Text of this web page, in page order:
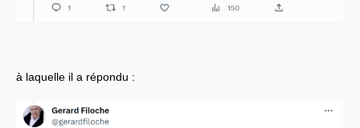
à laquelle il a répondu :